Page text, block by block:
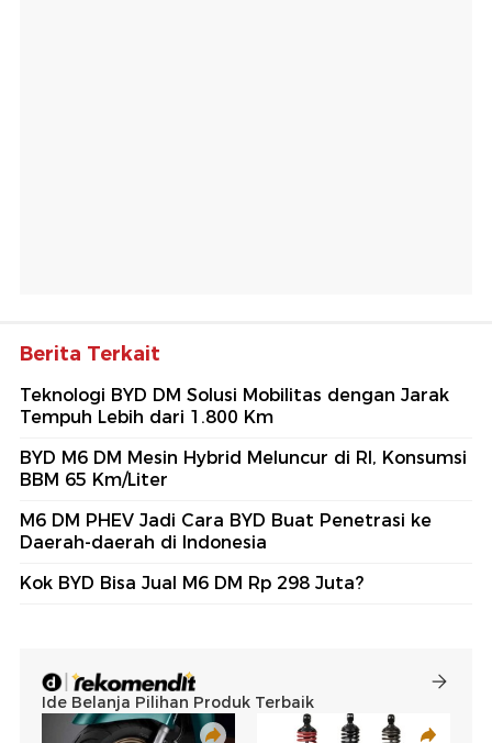
Berita Terkait
Teknologi BYD DM Solusi Mobilitas dengan Jarak
Tempuh Lebih dari 1.800 Km
BYD M6 DM Mesin Hybrid Meluncur di RI, Konsumsi
BBM 65 Km/Liter
M6 DM PHEV Jadi Cara BYD Buat Penetrasi ke
Daerah-daerah di Indonesia
Kok BYD Bisa Jual M6 DM Rp 298 Juta?